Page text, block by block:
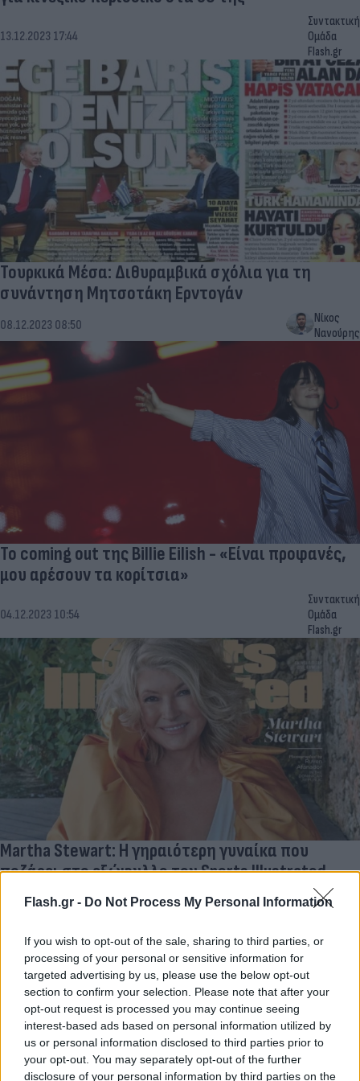
Flash.gr - Do Not Process My Personal Information
If you wish to opt-out of the sale, sharing to third parties, or
processing of your personal or sensitive information for
targeted advertising by us, please use the below opt-out
section to confirm your selection. Please note that after your
opt-out request is processed you may continue seeing
interest-based ads based on personal information utilized by
us or personal information disclosed to third parties prior to
your opt-out. You may separately opt-out of the further
disclosure of your personal information by third parties on the
13.12.2023 17:44
Συντακτική
Ομάδα
Flash.gr
Τουρκικά Μέσα: Διθυραμβικά σχόλια για τη
συνάντηση Μητσοτάκη Ερντογάν
08.12.2023 08:50
Νίκος
Νανούρης
To coming out της Billie Eilish - «Είναι προφανές,
μου αρέσουν τα κορίτσια»
04.12.2023 10:54
Συντακτική
Ομάδα
Flash.gr
Martha Stewart: Η γηραιότερη γυναίκα που
ποζάρει στο εξώφυλλο του Sports Illustrated
16.05.2023 20:25
Εύη
Κούρτη